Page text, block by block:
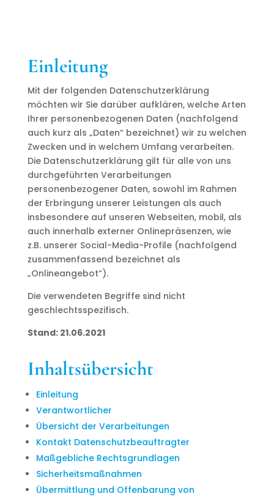
Einleitung
Mit der folgenden Datenschutzerklärung
möchten wir Sie darüber aufklären, welche Arten
Ihrer personenbezogenen Daten (nachfolgend
auch kurz als „Daten“ bezeichnet) wir zu welchen
Zwecken und in welchem Umfang verarbeiten.
Die Datenschutzerklärung gilt für alle von uns
durchgeführten Verarbeitungen
personenbezogener Daten, sowohl im Rahmen
der Erbringung unserer Leistungen als auch
insbesondere auf unseren Webseiten, mobil, als
auch innerhalb externer Onlinepräsenzen, wie
z.B. unserer Social-Media-Profile (nachfolgend
zusammenfassend bezeichnet als
„Onlineangebot“).
Die verwendeten Begriffe sind nicht
geschlechtsspezifisch.
Stand: 21.06.2021
Inhaltsübersicht
Einleitung
Verantwortlicher
Übersicht der Verarbeitungen
Kontakt Datenschutzbeauftragter
Maßgebliche Rechtsgrundlagen
Sicherheitsmaßnahmen
Übermittlung und Offenbarung von